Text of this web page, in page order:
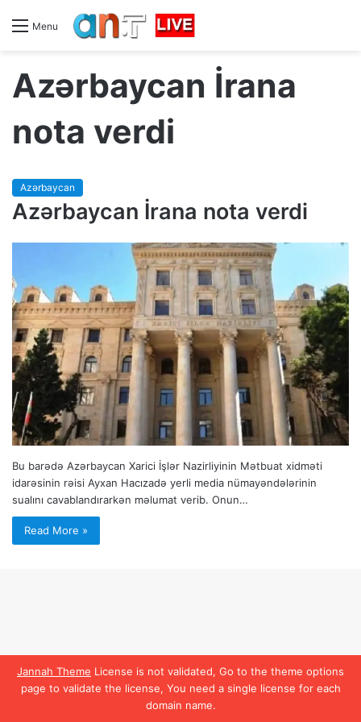
Jannah Theme License is not validated, Go to the theme options
page to validate the license, You need a single license for each
domain name.
Menu
Azərbaycan İrana
nota verdi
Azərbaycan
Azərbaycan İrana nota verdi
Bu barədə Azərbaycan Xarici İşlər Nazirliyinin Mətbuat xidməti
idarəsinin rəisi Ayxan Hacızadə yerli media nümayəndələrinin
sualını cavablandırarkən məlumat verib. Onun…
Read More »